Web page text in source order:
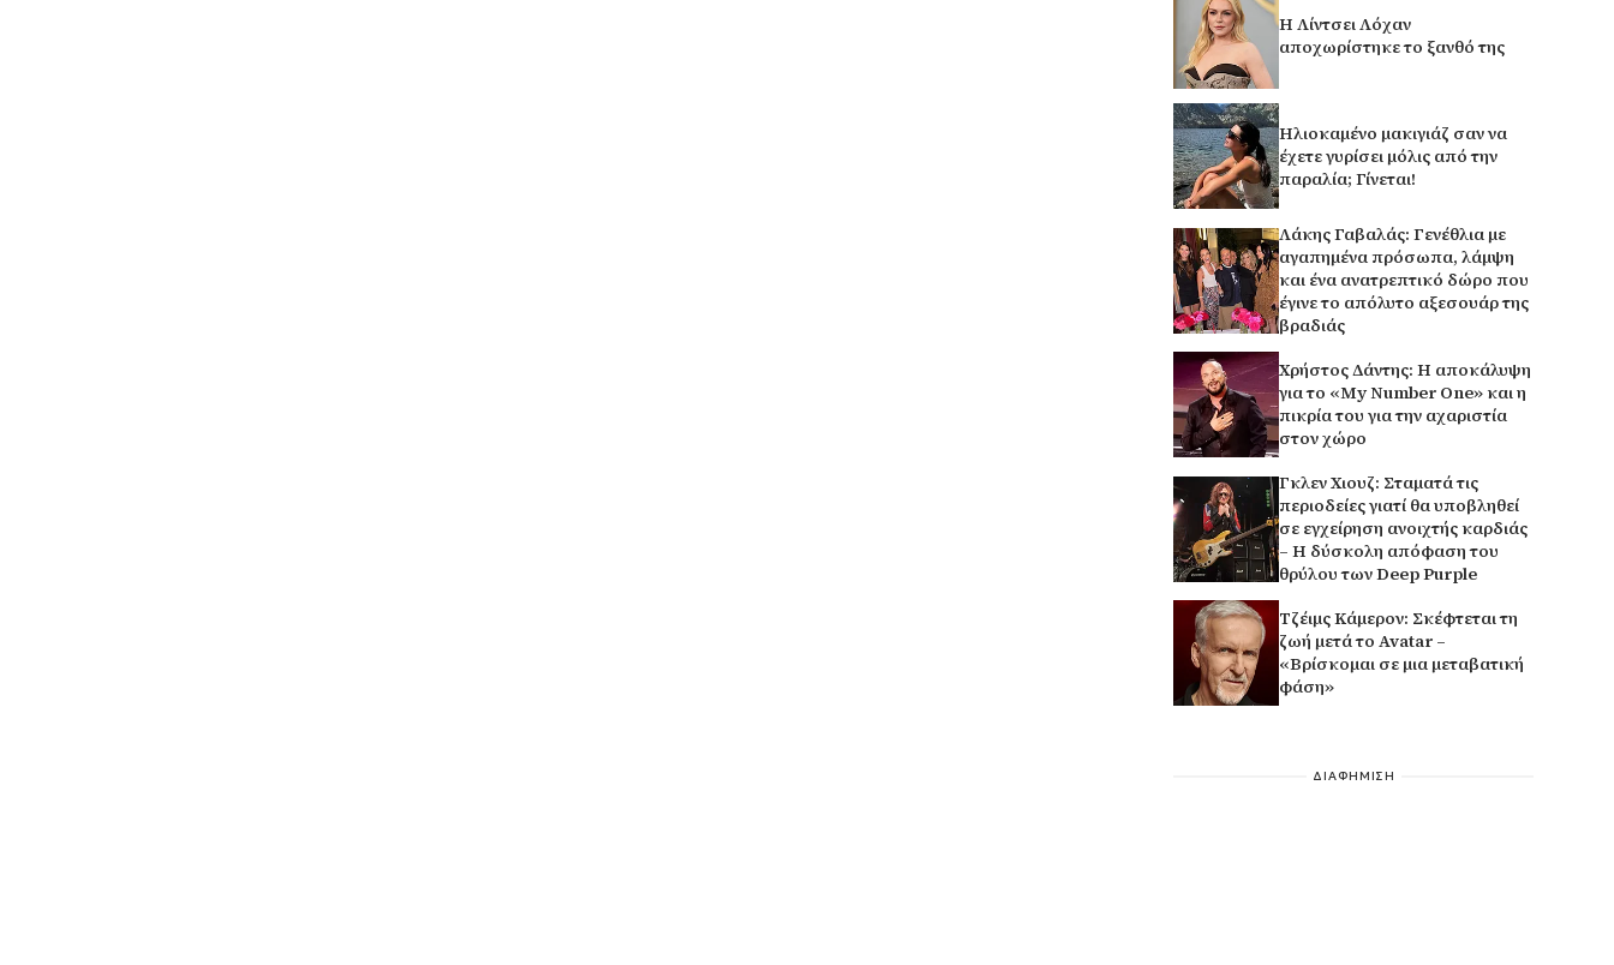
Η Λίντσει Λόχαν
αποχωρίστηκε το ξανθό της
Ηλιοκαμένο μακιγιάζ σαν να
έχετε γυρίσει μόλις από την
παραλία; Γίνεται!
Λάκης Γαβαλάς: Γενέθλια με
αγαπημένα πρόσωπα, λάμψη
και ένα ανατρεπτικό δώρο που
έγινε το απόλυτο αξεσουάρ της
βραδιάς
Χρήστος Δάντης: Η αποκάλυψη
για το «My Number One» και η
πικρία του για την αχαριστία
στον χώρο
Γκλεν Χιουζ: Σταματά τις
περιοδείες γιατί θα υποβληθεί
σε εγχείρηση ανοιχτής καρδιάς
– Η δύσκολη απόφαση του
θρύλου των Deep Purple
Τζέιμς Κάμερον: Σκέφτεται τη
ζωή μετά το Avatar –
«Βρίσκομαι σε μια μεταβατική
φάση»
ΔΙΑΦΗΜΙΣΗ